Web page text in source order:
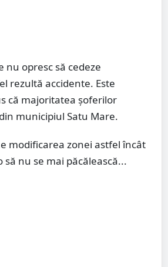
nu opresc să cedeze
rezultă accidente. Este
că majoritatea șoferilor
municipiul Satu Mare.
modificarea zonei astfel încât
nu se mai păcălească...